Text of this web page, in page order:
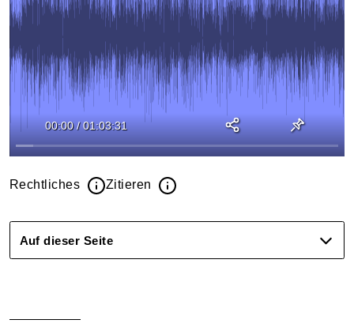
00:00 / 01:03:31
Rechtliches Zitieren
Auf dieser Seite